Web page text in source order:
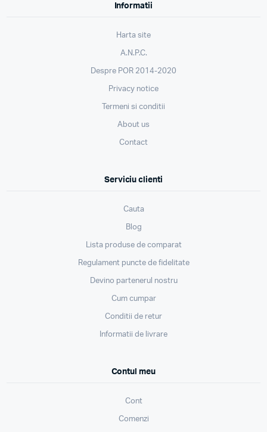
Informatii
Harta site
A.N.P.C.
Despre POR 2014-2020
Privacy notice
Termeni si conditii
About us
Contact
Serviciu clienti
Cauta
Blog
Lista produse de comparat
Regulament puncte de fidelitate
Devino partenerul nostru
Cum cumpar
Conditii de retur
Informatii de livrare
Contul meu
Cont
Comenzi